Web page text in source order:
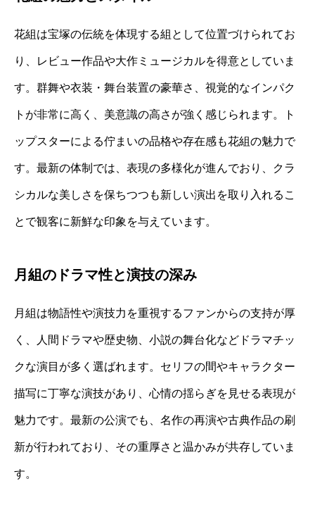
花組は宝塚の伝統を体現する組として位置づけられてお
り、レビュー作品や大作ミュージカルを得意としていま
す。群舞や衣装・舞台装置の豪華さ、視覚的なインパク
トが非常に高く、美意識の高さが強く感じられます。ト
ップスターによる佇まいの品格や存在感も花組の魅力で
す。最新の体制では、表現の多様化が進んでおり、クラ
シカルな美しさを保ちつつも新しい演出を取り入れるこ
とで観客に新鮮な印象を与えています。
月組のドラマ性と演技の深み
月組は物語性や演技力を重視するファンからの支持が厚
く、人間ドラマや歴史物、小説の舞台化などドラマチッ
クな演目が多く選ばれます。セリフの間やキャラクター
描写に丁寧な演技があり、心情の揺らぎを見せる表現が
魅力です。最新の公演でも、名作の再演や古典作品の刷
新が行われており、その重厚さと温かみが共存していま
す。